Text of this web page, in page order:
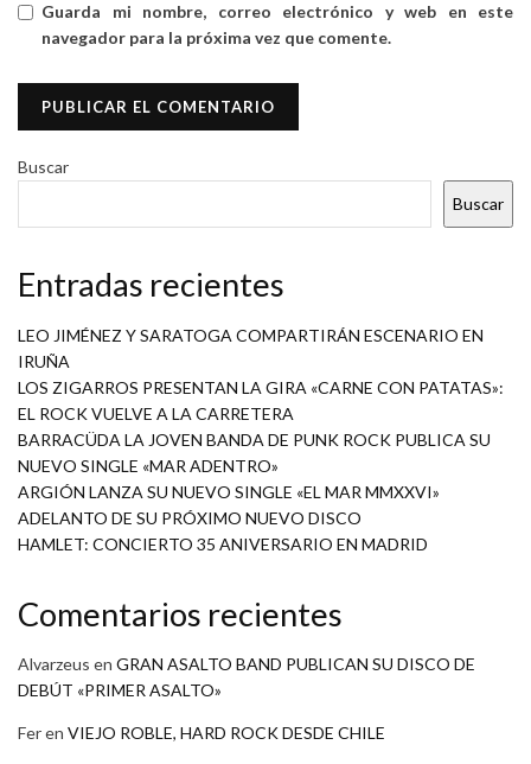
Guarda mi nombre, correo electrónico y web en este
navegador para la próxima vez que comente.
Buscar
Buscar
Entradas recientes
LEO JIMÉNEZ Y SARATOGA COMPARTIRÁN ESCENARIO EN
IRUÑA
LOS ZIGARROS PRESENTAN LA GIRA «CARNE CON PATATAS»:
EL ROCK VUELVE A LA CARRETERA
BARRACÜDA LA JOVEN BANDA DE PUNK ROCK PUBLICA SU
NUEVO SINGLE «MAR ADENTRO»
ARGIÓN LANZA SU NUEVO SINGLE «EL MAR MMXXVI»
ADELANTO DE SU PRÓXIMO NUEVO DISCO
HAMLET: CONCIERTO 35 ANIVERSARIO EN MADRID
Comentarios recientes
Alvarzeus en GRAN ASALTO BAND PUBLICAN SU DISCO DE
DEBÚT «PRIMER ASALTO»
Feren VIEJO ROBLE, HARD ROCK DESDE CHILE